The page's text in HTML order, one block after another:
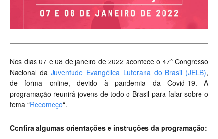
Nos dias 07 e 08 de janeiro de 2022 acontece o 47º Congresso
Nacional daJuventude Evangélica Luterana do Brasil (JELB),
de forma online, devido à pandemia da Covid-19. A
programação reunirá jovens de todo o Brasil para falar sobre o
tema “Recomeço“.
Confira algumas orientações e instruções da programação: